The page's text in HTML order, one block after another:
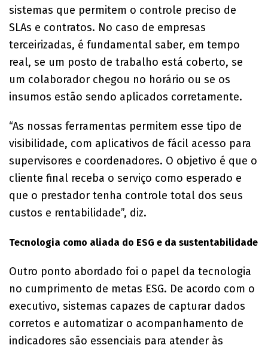
sistemas que permitem o controle preciso de
SLAs e contratos. No caso de empresas
terceirizadas, é fundamental saber, em tempo
real, se um posto de trabalho está coberto, se
um colaborador chegou no horário ou se os
insumos estão sendo aplicados corretamente.
“As nossas ferramentas permitem esse tipo de
visibilidade, com aplicativos de fácil acesso para
supervisores e coordenadores. O objetivo é que o
cliente final receba o serviço como esperado e
que o prestador tenha controle total dos seus
custos e rentabilidade”, diz.
Tecnologia como aliada do ESG e da sustentabilidade
Outro ponto abordado foi o papel da tecnologia
no cumprimento de metas ESG. De acordo com o
executivo, sistemas capazes de capturar dados
corretos e automatizar o acompanhamento de
indicadores são essenciais para atender às